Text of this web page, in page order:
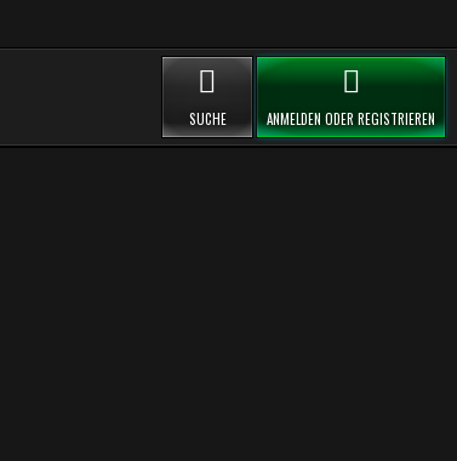
ANMELDEN ODER REGISTRIEREN
SUCHE